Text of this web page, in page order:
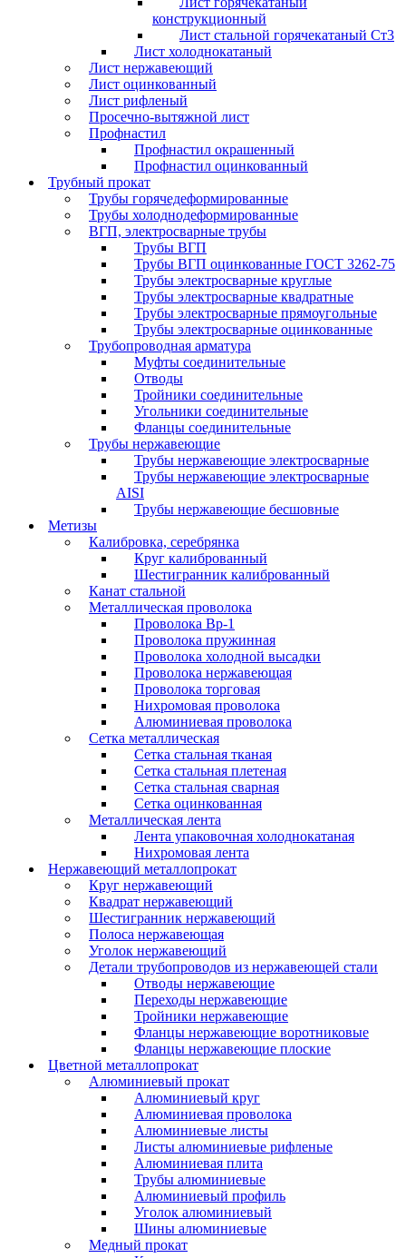
конструкционный
Лист стальной горячекатаный Ст3
Лист холоднокатаный
Лист нержавеющий
Лист оцинкованный
Лист рифленый
Просечно-вытяжной лист
Профнастил
Профнастил окрашенный
Профнастил оцинкованный
Трубный прокат
Трубы горячедеформированные
Трубы холоднодеформированные
ВГП, электросварные трубы
Трубы ВГП
Трубы ВГП оцинкованные ГОСТ 3262-75
Трубы электросварные круглые
Трубы электросварные квадратные
Трубы электросварные прямоугольные
Трубы электросварные оцинкованные
Трубопроводная арматура
Муфты соединительные
Отводы
Тройники соединительные
Угольники соединительные
Фланцы соединительные
Трубы нержавеющие
Трубы нержавеющие электросварные
Трубы нержавеющие электросварные
AISI
Трубы нержавеющие бесшовные
Метизы
Калибровка, серебрянка
Круг калиброванный
Шестигранник калиброванный
Канат стальной
Металлическая проволока
Проволока Вр-1
Проволока пружинная
Проволока холодной высадки
Проволока нержавеющая
Проволока торговая
Нихромовая проволока
Алюминиевая проволока
Сетка металлическая
Сетка стальная тканая
Сетка стальная плетеная
Сетка стальная сварная
Сетка оцинкованная
Металлическая лента
Лента упаковочная холоднокатаная
Нихромовая лента
Нержавеющий металлопрокат
Круг нержавеющий
Квадрат нержавеющий
Шестигранник нержавеющий
Полоса нержавеющая
Уголок нержавеющий
Детали трубопроводов из нержавеющей стали
Отводы нержавеющие
Переходы нержавеющие
Тройники нержавеющие
Фланцы нержавеющие воротниковые
Фланцы нержавеющие плоские
Цветной металлопрокат
Алюминиевый прокат
Алюминиевый круг
Алюминиевая проволока
Алюминиевые листы
Листы алюминиевые рифленые
Алюминиевая плита
Трубы алюминиевые
Алюминиевый профиль
Уголок алюминиевый
Шины алюминиевые
Медный прокат